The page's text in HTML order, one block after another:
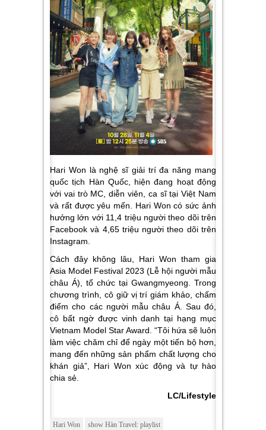
Hari Won là nghệ sĩ giải trí đa năng mang
quốc tịch Hàn Quốc, hiện đang hoạt động
với vai trò MC, diễn viên, ca sĩ tại Việt Nam
và rất được yêu mến. Hari Won có sức ảnh
hưởng lớn với 11,4 triệu người theo dõi trên
Facebook và 4,65 triệu người theo dõi trên
Instagram.
Cách đây không lâu, Hari Won tham gia
Asia Model Festival 2023 (Lễ hội người mẫu
châu Á), tổ chức tại Gwangmyeong. Trong
chương trình, cô giữ vị trí giám khảo, chấm
điểm cho các người mẫu châu Á. Sau đó,
cô bất ngờ được vinh danh tại hạng mục
Vietnam Model Star Award. “Tôi hứa sẽ luôn
làm việc chăm chỉ để ngày một tiến bộ hơn,
mang đến những sản phẩm chất lượng cho
khán giả”, Hari Won xúc động và tự hào
chia sẻ.
LC/Lifestyle
Hari Won show Hàn Travel: playlist